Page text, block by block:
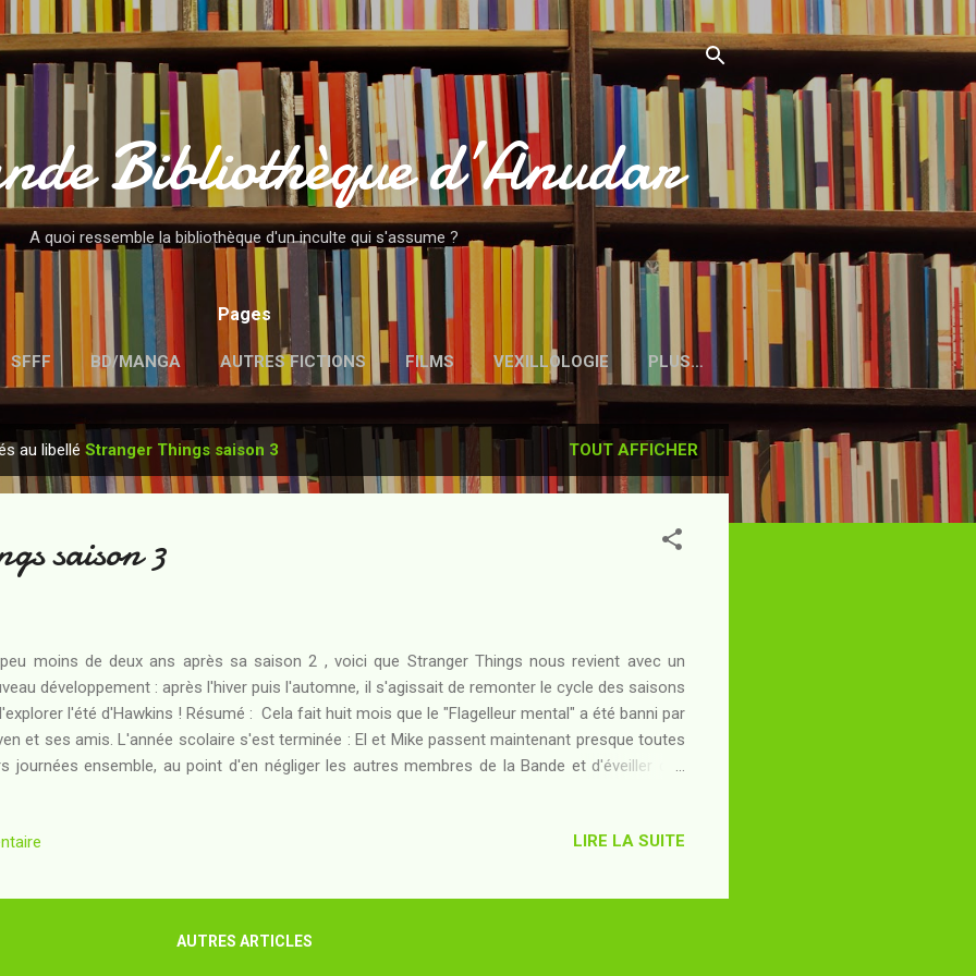
Accéder au contenu principal
Bibliothèque d’Anudar
A quoi ressemble la bibliothèque d'un inculte qui s'assume ?
Pages
SFFF BD/MANGA AUTRES FICTIONS FILMS VEXILLOLOGIE PLUS…
MENTIONS LÉGALES
au libellé Stranger Things saison 3 TOUT AFFICHER
saison 3
moins de deux ans après sa saison 2 , voici que Stranger Things nous revient avec un
développement : après l'hiver puis l'automne, il s'agissait de remonter le cycle des saisons
l'été d'Hawkins ! Résumé : Cela fait huit mois que le "Flagelleur mental" a été banni par
et ses amis. L'année scolaire s'est terminée : El et Mike passent maintenant presque toutes
journées ensemble, au point d'en négliger les autres membres de la Bande et d'éveiller des
faillite. Hawkins et ses habitants sont en train de changer... mais cela ne veut pas dire que les
que quelque chose se trame. Po...
LIRE LA SUITE
AUTRES ARTICLES